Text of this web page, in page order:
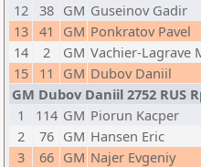
12 38 GM Guseinov Gadir
13 41 GM Ponkratov Pavel
14
2 GM Vachier-Lagrave
15
11 GM Dubov Daniil
GM Dubov Daniil 2752 RUS
1
114 GM Piorun Kacper
2
76 GM Hansen Eric
3
66 GM Najer Evgeniy